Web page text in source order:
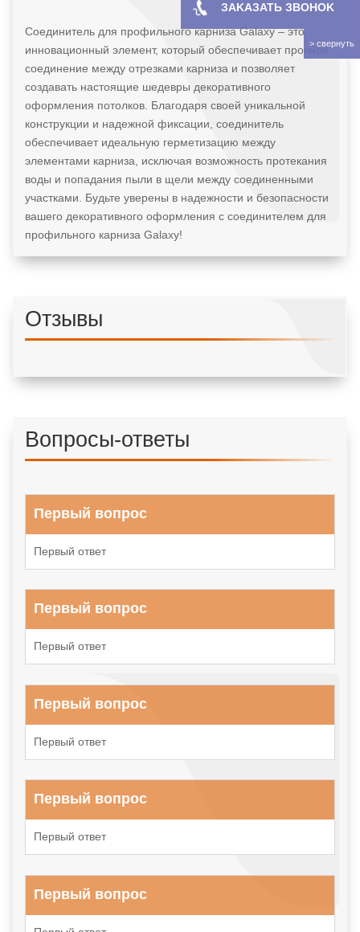
Соединитель для профильного карниза Galaxy – это
инновационный элемент, который обеспечивает прочное
соединение между отрезками карниза и позволяет
создавать настоящие шедевры декоративного
оформления потолков. Благодаря своей уникальной
конструкции и надежной фиксации, соединитель
обеспечивает идеальную герметизацию между
элементами карниза, исключая возможность протекания
воды и попадания пыли в щели между соединенными
участками. Будьте уверены в надежности и безопасности
вашего декоративного оформления с соединителем для
профильного карниза Galaxy!
Отзывы
Вопросы-ответы
Первый вопрос
Первый ответ
Первый вопрос
Первый ответ
Первый вопрос
Первый ответ
Первый вопрос
Первый ответ
Первый вопрос
ЗAKAЗATЬ ЗBOHOK